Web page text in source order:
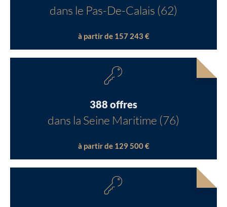
dans le Pas-De-Calais (62)
à partir de 157 243 €
388 offres
dans la Seine Maritime (76)
à partir de 129 500 €